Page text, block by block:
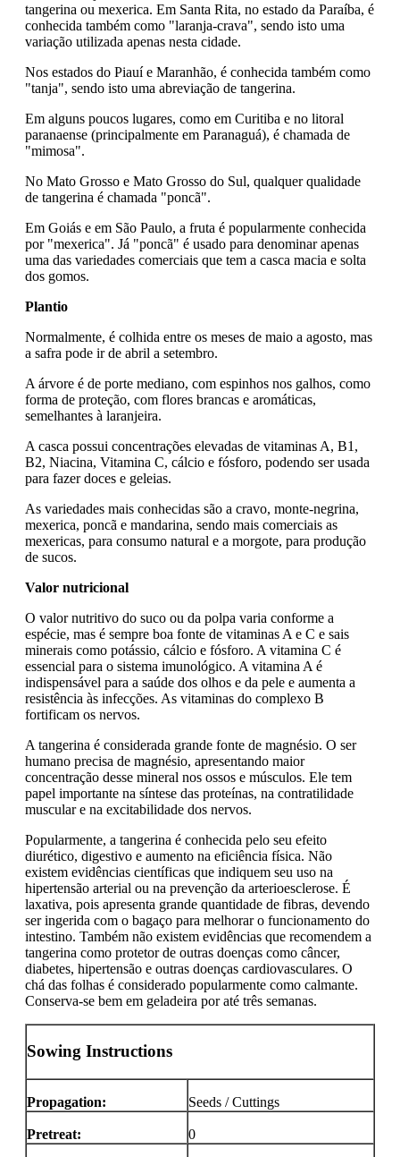
tangerina ou mexerica. Em Santa Rita, no estado da Paraíba, é
conhecida também como "laranja-crava", sendo isto uma
variação utilizada apenas nesta cidade.
Nos estados do Piauí e Maranhão, é conhecida também como
"tanja", sendo isto uma abreviação de tangerina.
Em alguns poucos lugares, como em Curitiba e no litoral
paranaense (principalmente em Paranaguá), é chamada de
"mimosa".
No Mato Grosso e Mato Grosso do Sul, qualquer qualidade
de tangerina é chamada "poncã".
Em Goiás e em São Paulo, a fruta é popularmente conhecida
por "mexerica". Já "poncã" é usado para denominar apenas
uma das variedades comerciais que tem a casca macia e solta
dos gomos.
Plantio
Normalmente, é colhida entre os meses de maio a agosto, mas
a safra pode ir de abril a setembro.
A árvore é de porte mediano, com espinhos nos galhos, como
forma de proteção, com flores brancas e aromáticas,
semelhantes à laranjeira.
A casca possui concentrações elevadas de vitaminas A, B1,
B2, Niacina, Vitamina C, cálcio e fósforo, podendo ser usada
para fazer doces e geleias.
As variedades mais conhecidas são a cravo, monte-negrina,
mexerica, poncã e mandarina, sendo mais comerciais as
mexericas, para consumo natural e a morgote, para produção
de sucos.
Valor nutricional
O valor nutritivo do suco ou da polpa varia conforme a
espécie, mas é sempre boa fonte de vitaminas A e C e sais
minerais como potássio, cálcio e fósforo. A vitamina C é
essencial para o sistema imunológico. A vitamina A é
indispensável para a saúde dos olhos e da pele e aumenta a
resistência às infecções. As vitaminas do complexo B
fortificam os nervos.
A tangerina é considerada grande fonte de magnésio. O ser
humano precisa de magnésio, apresentando maior
concentração desse mineral nos ossos e músculos. Ele tem
papel importante na síntese das proteínas, na contratilidade
muscular e na excitabilidade dos nervos.
Popularmente, a tangerina é conhecida pelo seu efeito
diurético, digestivo e aumento na eficiência física. Não
existem evidências científicas que indiquem seu uso na
hipertensão arterial ou na prevenção da arterioesclerose. É
laxativa, pois apresenta grande quantidade de fibras, devendo
ser ingerida com o bagaço para melhorar o funcionamento do
intestino. Também não existem evidências que recomendem a
tangerina como protetor de outras doenças como câncer,
diabetes, hipertensão e outras doenças cardiovasculares. O
chá das folhas é considerado popularmente como calmante.
Conserva-se bem em geladeira por até três semanas.
Sowing Instructions
Propagation: Seeds / Cuttings
Pretreat: 0